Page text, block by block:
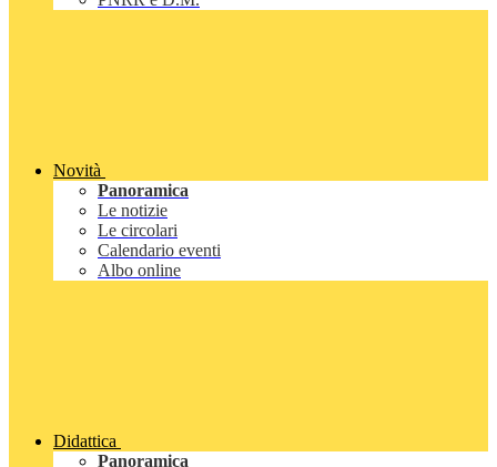
Novità
Panoramica
Le notizie
Le circolari
Calendario eventi
Albo online
Didattica
Panoramica